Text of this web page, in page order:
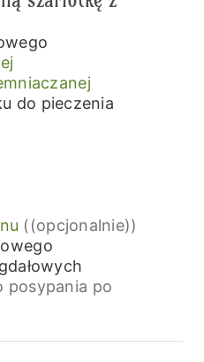
do pieczenia
((opcjonalnie))
posypania po